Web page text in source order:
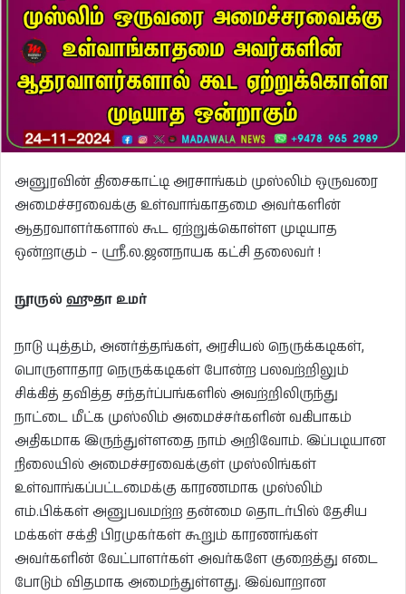
அனுரவின் திசைகாட்டி அரசாங்கம் முஸ்லிம் ஒருவரை
அமைச்சரவைக்கு உள்வாங்காதமை அவர்களின்
ஆதரவாளர்களால் கூட ஏற்றுக்கொள்ள முடியாத
ஒன்றாகும் – ஸ்ரீ.ல.ஜனநாயக கட்சி தலைவர் !
நூருல் ஹுதா உமர்
நாடு யுத்தம், அனர்த்தங்கள், அரசியல் நெருக்கடிகள்,
பொருளாதார நெருக்கடிகள் போன்ற பலவற்றிலும்
சிக்கித் தவித்த சந்தர்ப்பங்களில் அவற்றிலிருந்து
நாட்டை மீட்க முஸ்லிம் அமைச்சர்களின் வகிபாகம்
அதிகமாக இருந்துள்ளதை நாம் அறிவோம். இப்படியான
நிலையில் அமைச்சரவைக்குள் முஸ்லிங்கள்
உள்வாங்கப்பட்டமைக்கு காரணமாக முஸ்லிம்
எம்.பிக்கள் அனுபவமற்ற தன்மை தொடர்பில் தேசிய
மக்கள் சக்தி பிரமுகர்கள் கூறும் காரணங்கள்
அவர்களின் வேட்பாளர்கள் அவர்களே குறைத்து எடை
போடும் விதமாக அமைந்துள்ளது. இவ்வாறான